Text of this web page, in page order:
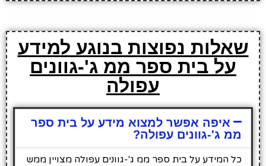
שאלות נפוצות בנוגע למידע
על בית ספר ממ ג'-גוונים
עפולה
איפה אפשר למצוא מידע על בית ספר
ממ ג'-גוונים עפולה?
כל המידע על בית ספר ממ ג'-גוונים עפולה מצויין ממש